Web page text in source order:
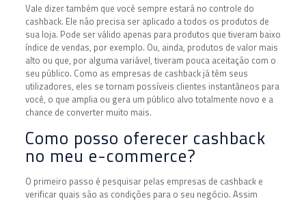
Vale dizer também que você sempre estará no controle do
cashback. Ele não precisa ser aplicado a todos os produtos de
sua loja. Pode ser válido apenas para produtos que tiveram baixo
índice de vendas, por exemplo. Ou, ainda, produtos de valor mais
alto ou que, por alguma variável, tiveram pouca aceitação com o
seu público. Como as empresas de cashback já têm seus
utilizadores, eles se tornam possíveis clientes instantâneos para
você, o que amplia ou gera um público alvo totalmente novo e a
chance de converter muito mais.
Como posso oferecer cashback
no meu e-commerce?
O primeiro passo é pesquisar pelas empresas de cashback e
verificar quais são as condições para o seu negócio. Assim